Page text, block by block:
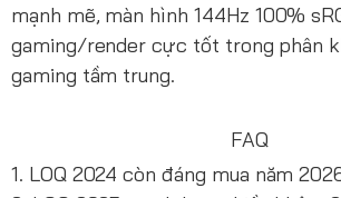
mạnh mẽ, màn hình 144Hz 100%
gaming/render cực tốt trong phân
gaming tầm trung.
FAQ
1. LOQ 2024 còn đáng mua năm